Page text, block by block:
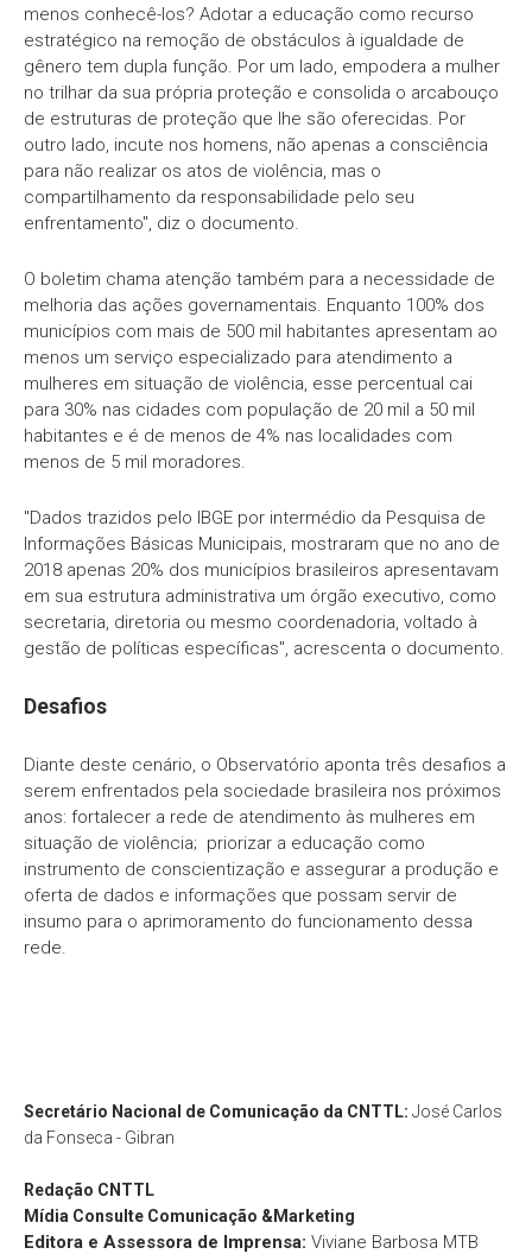
menos conhecê-los? Adotar a educação como recurso
estratégico na remoção de obstáculos à igualdade de
gênero tem dupla função. Por um lado, empodera a mulher
no trilhar da sua própria proteção e consolida o arcabouço
de estruturas de proteção que lhe são oferecidas. Por
outro lado, incute nos homens, não apenas a consciência
para não realizar os atos de violência, mas o
compartilhamento da responsabilidade pelo seu
enfrentamento", diz o documento.
O boletim chama atenção também para a necessidade de
melhoria das ações governamentais. Enquanto 100% dos
municípios com mais de 500 mil habitantes apresentam ao
menos um serviço especializado para atendimento a
mulheres em situação de violência, esse percentual cai
para 30% nas cidades com população de 20 mil a 50 mil
habitantes e é de menos de 4% nas localidades com
menos de 5 mil moradores.
"Dados trazidos pelo IBGE por intermédio da Pesquisa de
Informações Básicas Municipais, mostraram que no ano de
2018 apenas 20% dos municípios brasileiros apresentavam
em sua estrutura administrativa um órgão executivo, como
secretaria, diretoria ou mesmo coordenadoria, voltado à
gestão de políticas específicas", acrescenta o documento.
Desafios
Diante deste cenário, o Observatório aponta três desafios a
serem enfrentados pela sociedade brasileira nos próximos
anos: fortalecer a rede de atendimento às mulheres em
situação de violência; priorizar a educação como
instrumento de conscientização e assegurar a produção e
oferta de dados e informações que possam servir de
insumo para o aprimoramento do funcionamento dessa
rede.
Secretário Nacional de Comunicação da CNTTL: José Carlos
da Fonseca - Gibran
Redação CNTTL
Mídia Consulte Comunicação &Marketing
Editora e Assessora de Imprensa: Viviane Barbosa MTB